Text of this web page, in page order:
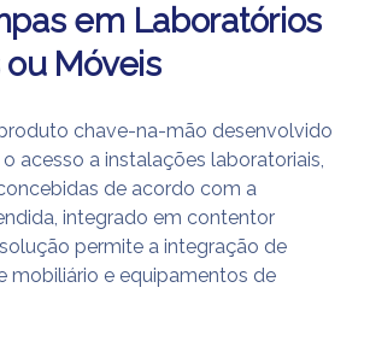
em Laboratórios
Móveis
chave-na-mão desenvolvido
acesso a instalações laboratoriais,
de acordo com a
integrado em contentor
permite a integração de
mobiliário e equipamentos de